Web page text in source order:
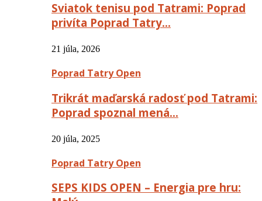
Sviatok tenisu pod Tatrami: Poprad
privíta Poprad Tatry…
21 júla, 2026
Poprad Tatry Open
Trikrát maďarská radosť pod Tatrami:
Poprad spoznal mená…
20 júla, 2025
Poprad Tatry Open
SEPS KIDS OPEN – Energia pre hru: